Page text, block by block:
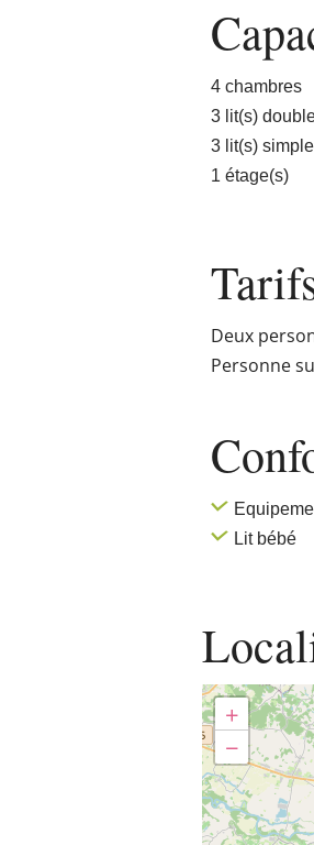
4 chambres
3 lit(s)
3 lit(s)
1 étage(s)
Deux
Personne
Lit bébé
+
−